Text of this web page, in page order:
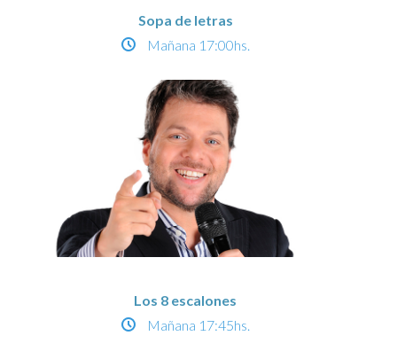
Sopa de letras
Mañana 17:00hs.
Los 8 escalones
Mañana 17:45hs.